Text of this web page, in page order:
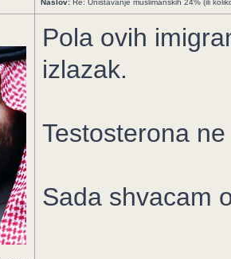
Naslov: Re: Uništavanje muslimanskih 24% (ili
Pola ovih
izlazak.
Testosterona
Sada shvacam